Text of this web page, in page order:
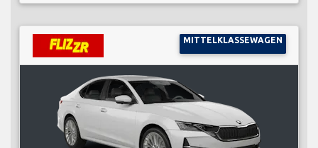
MITTELKLASSEWAGEN